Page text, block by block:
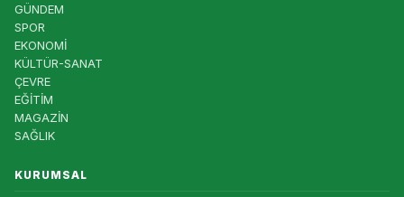
GÜNDEM
SPOR
EKONOMİ
KÜLTÜR-SANAT
ÇEVRE
EĞİTİM
MAGAZİN
SAĞLIK
KURUMSAL